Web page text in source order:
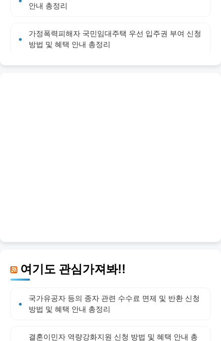
안내 총정리
가정폭력피해자 국민임대주택 우선 입주권 부여 신청
방법 및 혜택 안내 총정리
여기도 관심가져봐!!
국가유공자 등의 종자 관련 수수료 면제 및 반환 신청
방법 및 혜택 안내 총정리
결혼이민자 역량강화지원 신청 방법 및 혜택 안내 총